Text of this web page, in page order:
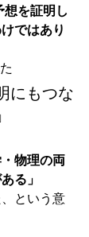
想を証明し
ではあり
にもつな
・物理の両
る」
という意